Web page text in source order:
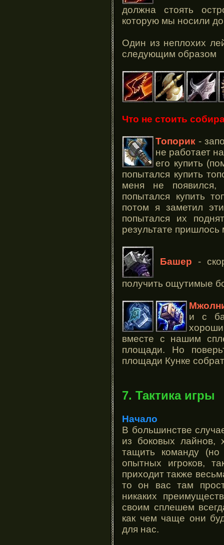
должна стоять
которую мы носили до
Один из неплохих
следующим образом
Что не стоить
Топорик -
не работает
его купить
попытался купить
меня не
попытался купить
потом я заметил
попытался их
результате
Башер -
получить ощутимые
и с
вместе с нашим
площади. Но
площади Кунке
7. Тактика игры
Начало
В большинстве
из боковых лайнов,
тащить команду (но
опытных игроков,
приходит также
то он вас там
никаких
своим сплешем
как чем чаще они
для нас.